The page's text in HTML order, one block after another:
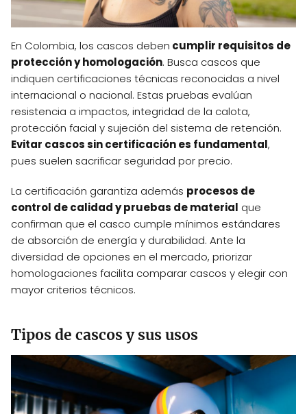
En Colombia, los cascos deben cumplir requisitos de
protección y homologación. Busca cascos que
indiquen certificaciones técnicas reconocidas a nivel
internacional o nacional. Estas pruebas evalúan
resistencia a impactos, integridad de la calota,
protección facial y sujeción del sistema de retención.
Evitar cascos sin certificación es fundamental,
pues suelen sacrificar seguridad por precio.
La certificación garantiza además procesos de
control de calidad y pruebas de material que
confirman que el casco cumple mínimos estándares
de absorción de energía y durabilidad. Ante la
diversidad de opciones en el mercado, priorizar
homologaciones facilita comparar cascos y elegir con
mayor criterios técnicos.
Tipos de cascos y sus usos